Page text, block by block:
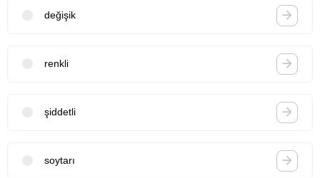
değişik
renkli
şiddetli
soytarı